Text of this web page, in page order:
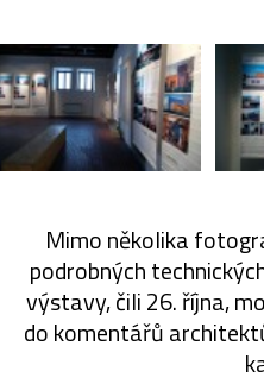
Mimo několika
podrobných
výstavy, čili 26. října,
do komentářů